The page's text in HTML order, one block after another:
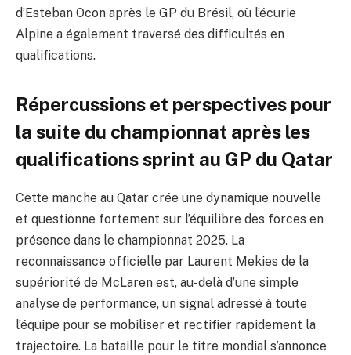
d’Esteban Ocon après le GP du Brésil, où l’écurie
Alpine a également traversé des difficultés en
qualifications.
Répercussions et perspectives pour
la suite du championnat après les
qualifications sprint au GP du Qatar
Cette manche au Qatar crée une dynamique nouvelle
et questionne fortement sur l’équilibre des forces en
présence dans le championnat 2025. La
reconnaissance officielle par Laurent Mekies de la
supériorité de McLaren est, au-delà d’une simple
analyse de performance, un signal adressé à toute
l’équipe pour se mobiliser et rectifier rapidement la
trajectoire. La bataille pour le titre mondial s’annonce